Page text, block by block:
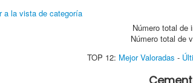
a la vista de categoría
Número total de
Número total de
TOP 12: Mejor Valoradas -